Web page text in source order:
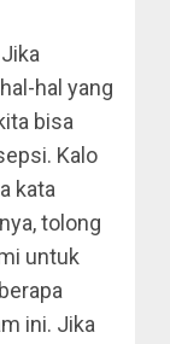
hal yang
bisa
Kalo
kata
tolong
untuk
ini. Jika